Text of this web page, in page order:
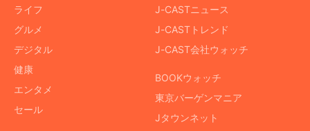
ライフ
グルメ
デジタル
健康
エンタメ
セール
J-CASTニュース
J-CASTトレンド
J-CAST会社ウォッチ
BOOKウォッチ
東京バーゲンマニア
Jタウンネット